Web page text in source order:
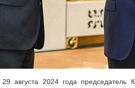
августа 2024 года председатель